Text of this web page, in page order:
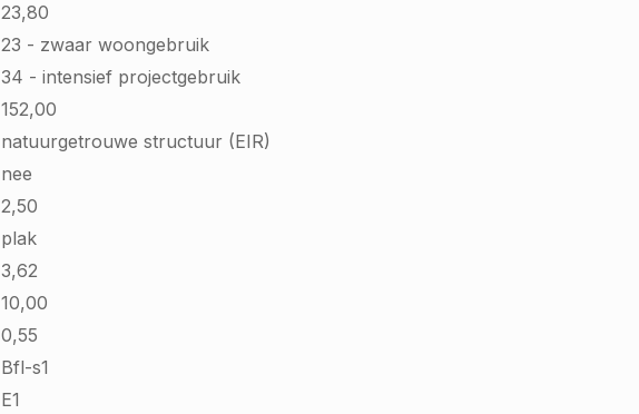
23,80
23 - zwaar woongebruik
34 - intensief projectgebruik
152,00
natuurgetrouwe structuur (EIR)
nee
2,50
plak
3,62
10,00
0,55
Bfl-s1
E1